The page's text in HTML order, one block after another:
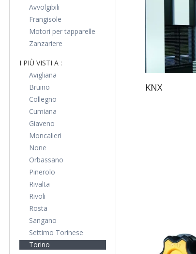
Avvolgibili
Frangisole
Motori per tapparelle
Zanzariere
I PIÙ VISTI A :
Avigliana
Bruino
Collegno
Cumiana
Giaveno
Moncalieri
None
Orbassano
Pinerolo
Rivalta
Rivoli
Rosta
Sangano
Settimo Torinese
Torino
KNX